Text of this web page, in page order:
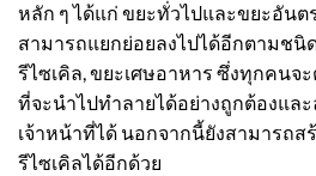
หลัก ๆ ได้แก่ ขยะทั่วไปและขยะอันต
สามารถแยกย่อยลงไปได้อีกตามชนิ
รีไซเคิล, ขยะเศษอาหาร ซึ่งทุกคนจ
ที่จะนำไปทำลายได้อย่างถูกต้องและ
เจ้าหน้าที่ได้ นอกจากนี้ยังสามารถส
รีไซเคิลได้อีกด้วย